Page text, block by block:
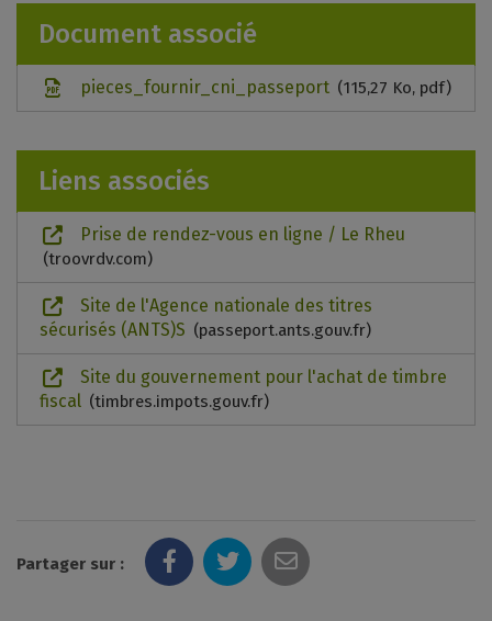
Document associé
pieces_fournir_cni_passeport 115,27 Ko, pdf
Liens associés
Prise de rendez-vous en ligne / Le Rheu
troovrdv.com
Site de l'Agence nationale des titres
sécurisés (ANTS)S
passeport.ants.gouv.fr
Site du gouvernement pour l'achat de timbre
fiscal
timbres.impots.gouv.fr
Partager sur :